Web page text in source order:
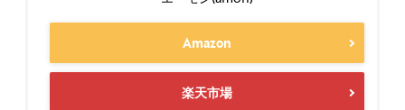
Amazon
楽天市場